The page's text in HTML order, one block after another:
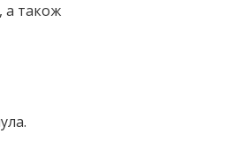
а також